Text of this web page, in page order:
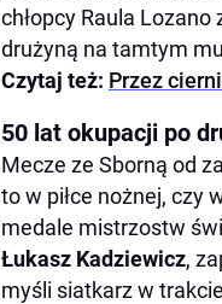
chłopcy Raula
drużyną na tamtym
Czytaj też: Przez
50 lat okupacji po
Mecze ze Sborną od
to w piłce nożnej, czy
medale mistrzostw
Łukasz Kadziewicz,
myśli siatkarz w